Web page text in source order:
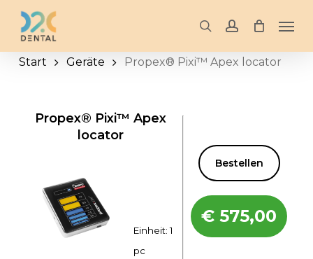
Skip
main
content
searchaccount
Start Geräte Propex® Pixi™ Apex locator
Propex® Pixi™ Apex
locator
Einheit: 1
pc
Bestellen
€ 575,00